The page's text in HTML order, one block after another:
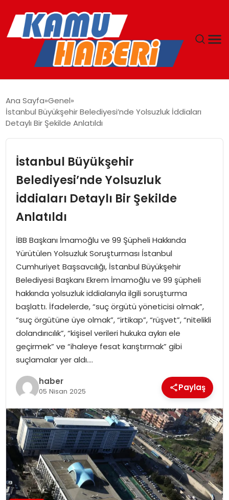
YAŞAM
EKONOMI
TEKNOLOJI
EĞITIM
GENEL
Ana Sayfa Genel
İstanbul Büyükşehir Belediyesi’nde Yolsuzluk İddiaları
Detaylı Bir Şekilde Anlatıldı
İstanbul Büyükşehir
Belediyesi’nde Yolsuzluk
İddiaları Detaylı Bir Şekilde
Anlatıldı
İBB Başkanı İmamoğlu ve 99 Şüpheli Hakkında
Yürütülen Yolsuzluk Soruşturması İstanbul
Cumhuriyet Başsavcılığı, İstanbul Büyükşehir
Belediyesi Başkanı Ekrem İmamoğlu ve 99 şüpheli
hakkında yolsuzluk iddialarıyla ilgili soruşturma
başlattı. İfadelerde, “suç örgütü yöneticisi olmak”,
“suç örgütüne üye olmak”, “irtikap”, “rüşvet”, “nitelikli
dolandırıcılık”, “kişisel verileri hukuka aykırı ele
geçirmek” ve “ihaleye fesat karıştırmak” gibi
suçlamalar yer aldı….
haber
05 Nisan 2025 Paylaş